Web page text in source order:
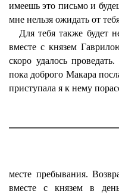
имеешь это письмо и
мне нельзя ожидать от
Для тебя также будет
вместе с князем
скоро удалось
пока доброго Макара
приступала я к нему
месте пребывания.
вместе с князем в